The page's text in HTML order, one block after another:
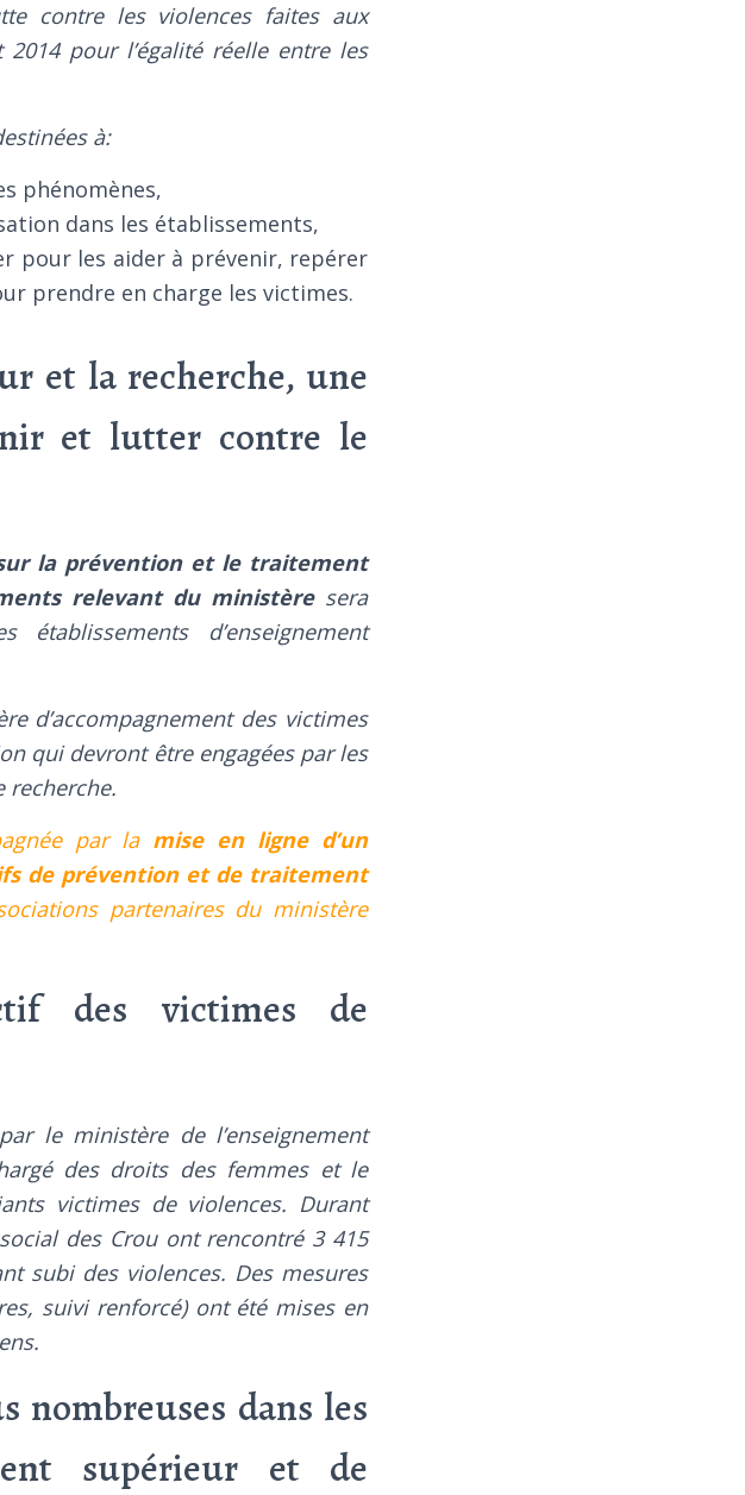
contre les violences faites aux
pour l’égalité réelle entre les
à:
phénomènes,
dans les établissements,
pour les aider à prévenir, repérer
prendre en charge les victimes.
et la recherche, une
et lutter contre le
la prévention et le traitement
relevant du ministèresera
d’enseignement
d’accompagnement des victimes
qui devront être engagées par les
recherche.
par lamise en ligne d’un
de prévention et de traitement
partenaires du ministère
des victimes de
le ministère de l’enseignement
des droits des femmes et le
victimes de violences. Durant
des Crou ont rencontré 3 415
subi des violences. Des mesures
suivi renforcé) ont été mises en
nombreuses dans les
supérieur et de